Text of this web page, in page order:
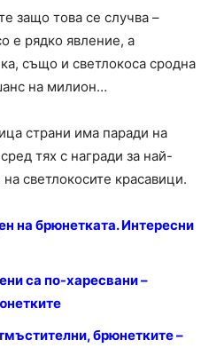
защо това се случва –
е рядко явление, а
също и светлокоса сродна
на милион…
страни има паради на
тях с награди за най-
светлокосите красавици.
на брюнетката. Интересни
са по-харесвани –
брюнетките –